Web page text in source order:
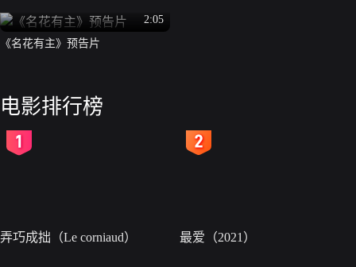
2:05
《名花有主》预告片
电影排行榜
弄巧成拙（Le corniaud） 最爱（2021）